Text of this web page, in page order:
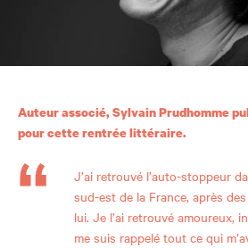
Auteur associé, Sylvain Prudhomme
pour cette rentrée littéraire.
J’ai retrouvé l’auto-stoppeur
sud-est de la France, après
lui. Je l’ai retrouvé amoureux,
me suis rappelé tout ce qui